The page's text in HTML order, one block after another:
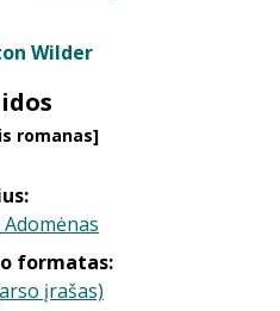
Wilder
romanas]
formatas:
įrašas)